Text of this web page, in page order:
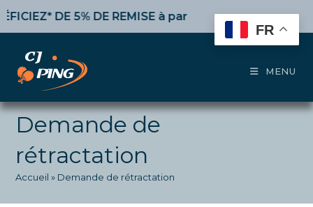
Skip
DE 5% DE REMISEà partir de 50€ d’achat,10%dès
MENU
Demande de
rétractation
Accueil » Demande de rétractation
FR